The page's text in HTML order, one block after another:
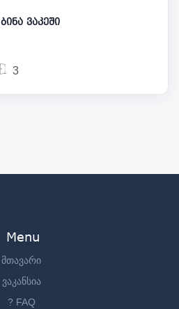
იყიდება 3 ოთახიანი ბინა ვაკეში
3
Menu
მთავარი
ვაკანსია
? FAQ